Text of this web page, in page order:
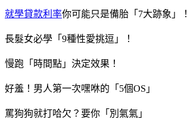
就學貸款利率你可能只是備胎「7大跡象」！
長髮女必學「9種性愛挑逗」！
慢跑「時間點」決定效果！
好羞！男人第一次嘿咻的「5個OS」
罵狗狗就打哈欠？要你「別氣氣」